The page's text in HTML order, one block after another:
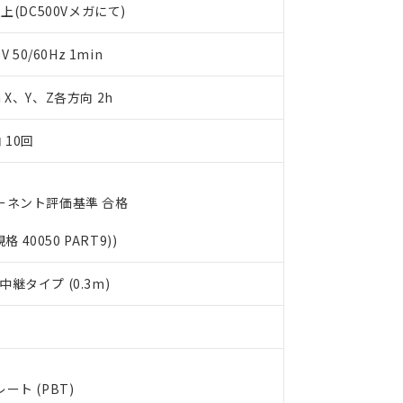
(DC500Vメガにて)
50/60Hz 1min
、Y、Z各方向 2h
10回
ネント評価基準 合格
格 40050 PART9))
継タイプ (0.3m)
ート (PBT)
用者とは、"個人情報の共同利用に関して"
ます。
質）の非含有証明書
書（当社基準）
点で非含有を証明するもので、過去に遡って非含有を証明するも
タル酸エステル類４物質の対応では、対応完了までの期間は出
考欄に対応日を記載しておりました。
への在庫切替を完了していることから、特段のことがない限り、
。